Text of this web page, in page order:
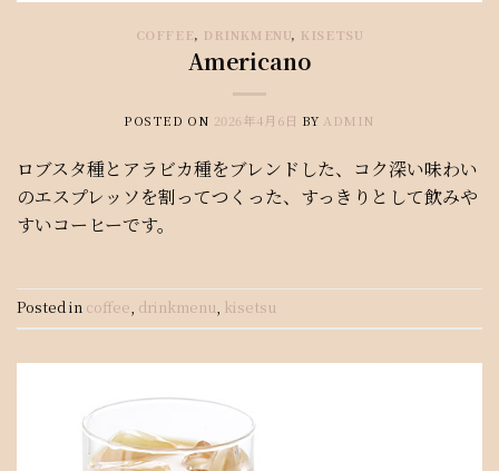
COFFEE, DRINKMENU, KISETSU
Americano
POSTED ON 2026年4月6日 BY ADMIN
ロブスタ種とアラビカ種をブレンドした、コク深い味わい
のエスプレッソを割ってつくった、すっきりとして飲みや
すいコーヒーです。
Posted in coffee, drinkmenu, kisetsu